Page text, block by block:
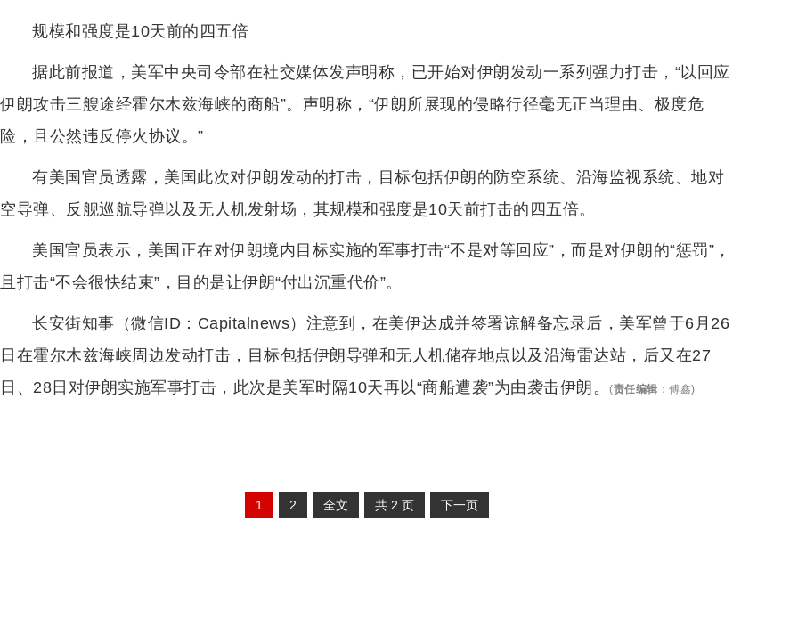
规模和强度是10天前的四五倍
据此前报道，美军中央司令部在社交媒体发声明称，已开始对伊朗发动一系列强力打击，“以回应
伊朗攻击三艘途经霍尔木兹海峡的商船”。声明称，“伊朗所展现的侵略行径毫无正当理由、极度危
险，且公然违反停火协议。”
有美国官员透露，美国此次对伊朗发动的打击，目标包括伊朗的防空系统、沿海监视系统、地对
空导弹、反舰巡航导弹以及无人机发射场，其规模和强度是10天前打击的四五倍。
美国官员表示，美国正在对伊朗境内目标实施的军事打击“不是对等回应”，而是对伊朗的“惩罚”，
且打击“不会很快结束”，目的是让伊朗“付出沉重代价”。
长安街知事（微信ID：Capitalnews）注意到，在美伊达成并签署谅解备忘录后，美军曾于6月26
日在霍尔木兹海峡周边发动打击，目标包括伊朗导弹和无人机储存地点以及沿海雷达站，后又在27
日、28日对伊朗实施军事打击，此次是美军时隔10天再以“商船遭袭”为由袭击伊朗。
(责任编辑 ： 傅鑫)
1 2 全文 共 2 页 下一页